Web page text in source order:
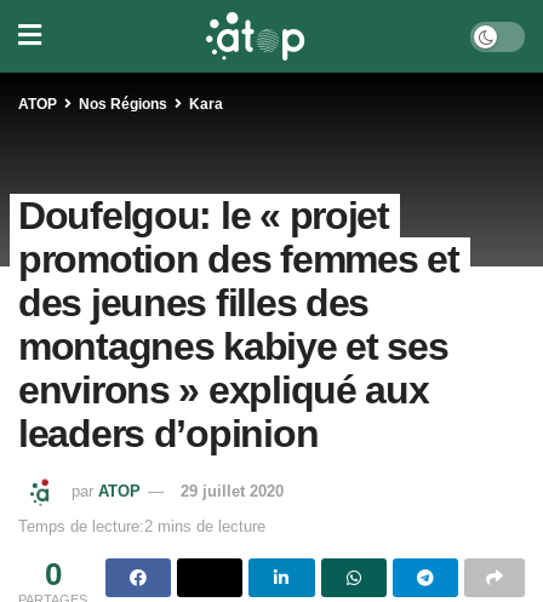
ATOP Nos Régions Kara
Doufelgou: le « projet
promotion des femmes et
des jeunes filles des
montagnes kabiye et ses
environs » expliqué aux
leaders d’opinion
par ATOP
29 juillet 2020
Temps de lecture:2 mins de lecture
0